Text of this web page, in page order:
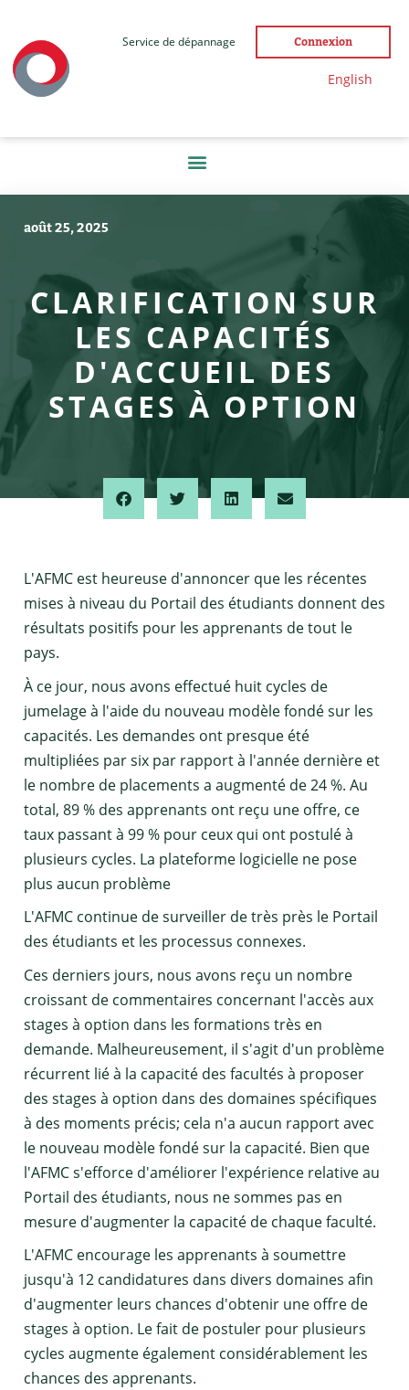
Service de dépannage Connexion
English
août 25, 2025
CLARIFICATION SUR
LES CAPACITÉS
D'ACCUEIL DES
STAGES À OPTION
L'AFMC est heureuse d'annoncer que les récentes
mises à niveau du Portail des étudiants donnent des
résultats positifs pour les apprenants de tout le
pays.
À ce jour, nous avons effectué huit cycles de
jumelage à l'aide du nouveau modèle fondé sur les
capacités. Les demandes ont presque été
multipliées par six par rapport à l'année dernière et
le nombre de placements a augmenté de 24 %. Au
total, 89 % des apprenants ont reçu une offre, ce
taux passant à 99 % pour ceux qui ont postulé à
plusieurs cycles. La plateforme logicielle ne pose
plus aucun problème
L'AFMC continue de surveiller de très près le Portail
des étudiants et les processus connexes.
Ces derniers jours, nous avons reçu un nombre
croissant de commentaires concernant l'accès aux
stages à option dans les formations très en
demande. Malheureusement, il s'agit d'un problème
récurrent lié à la capacité des facultés à proposer
des stages à option dans des domaines spécifiques
à des moments précis; cela n'a aucun rapport avec
le nouveau modèle fondé sur la capacité. Bien que
l'AFMC s'efforce d'améliorer l'expérience relative au
Portail des étudiants, nous ne sommes pas en
mesure d'augmenter la capacité de chaque faculté.
L'AFMC encourage les apprenants à soumettre
jusqu'à 12 candidatures dans divers domaines afin
d'augmenter leurs chances d'obtenir une offre de
stages à option. Le fait de postuler pour plusieurs
cycles augmente également considérablement les
chances des apprenants.